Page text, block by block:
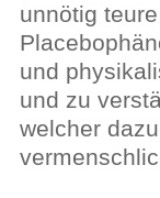
unnötig
und
und zu
welcher